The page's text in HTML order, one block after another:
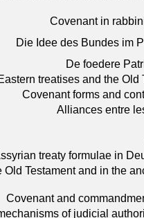
Covenant in
Die Idee des Bundes im
De foedere
treatises and the Old
Covenant forms and
Alliances entre
treaty formulae in
Testament and in the
Covenant and
of judicial